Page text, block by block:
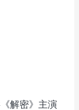
解密》主演